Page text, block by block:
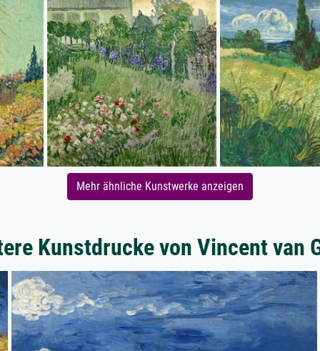
Mehr ähnliche Kunstwerke anzeigen
Kunstdrucke von Vincent van